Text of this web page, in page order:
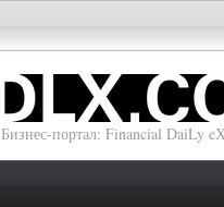
Бизнес-портал: Financial DaiLy